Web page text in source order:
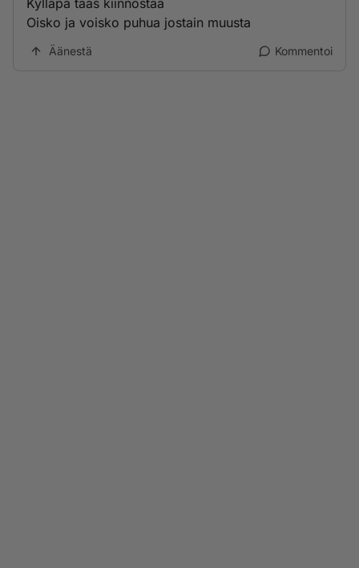
Kylläpä taas kiinnostaa
Oisko ja voisko puhua jostain muusta
Äänestä Kommentoi